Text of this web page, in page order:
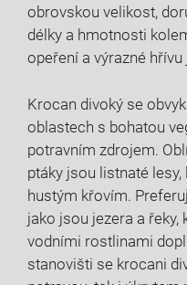
obrovskou velikost,
délky a hmotnosti
opeření a výrazné
Krocan divoký se
oblastech s bohatou
potravním zdrojem.
ptáky jsou listnaté
hustým křovím.
jako jsou jezera a řeky,
vodními rostlinami
stanovišti se krocani